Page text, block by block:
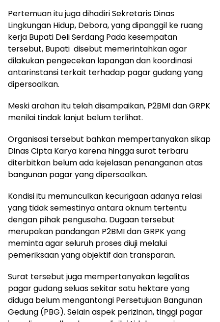
Pertemuan itu juga dihadiri Sekretaris Dinas
Lingkungan Hidup, Debora, yang dipanggil ke ruang
kerja Bupati Deli Serdang Pada kesempatan
tersebut, Bupati disebut memerintahkan agar
dilakukan pengecekan lapangan dan koordinasi
antarinstansi terkait terhadap pagar gudang yang
dipersoalkan.
Meski arahan itu telah disampaikan, P2BMI dan GRPK
menilai tindak lanjut belum terlihat.
Organisasi tersebut bahkan mempertanyakan sikap
Dinas Cipta Karya karena hingga surat terbaru
diterbitkan belum ada kejelasan penanganan atas
bangunan pagar yang dipersoalkan.
Kondisi itu memunculkan kecurigaan adanya relasi
yang tidak semestinya antara oknum tertentu
dengan pihak pengusaha. Dugaan tersebut
merupakan pandangan P2BMI dan GRPK yang
meminta agar seluruh proses diuji melalui
pemeriksaan yang objektif dan transparan.
Surat tersebut juga mempertanyakan legalitas
pagar gudang seluas sekitar satu hektare yang
diduga belum mengantongi Persetujuan Bangunan
Gedung (PBG). Selain aspek perizinan, tinggi pagar